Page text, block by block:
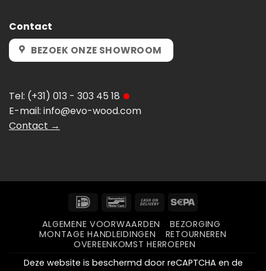
Contact
BEZOEK ONZE SHOWROOM
Tel: (+31) 013 - 303 45 18
E-mail: info@evo-wood.com
Contact →
IDeal Bancontact
Cash
Delivery
Sepa
ALGEMENE VOORWAARDEN
BEZORGING
MONTAGE HANDLEIDINGEN
RETOURNEREN
OVEREENKOMST HERROEPEN
Deze website is beschermd door reCAPTCHA en de